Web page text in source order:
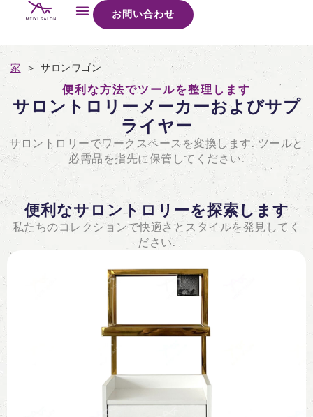
お問い合わせ
家 > サロンワゴン
便利な方法でツールを整理します
サロントロリーメーカーおよびサプ
ライヤー
サロントロリーでワークスペースを変換します. ツールと
必需品を指先に保管してください.
便利なサロントロリーを探索します
私たちのコレクションで快適さとスタイルを発見してく
ださい.